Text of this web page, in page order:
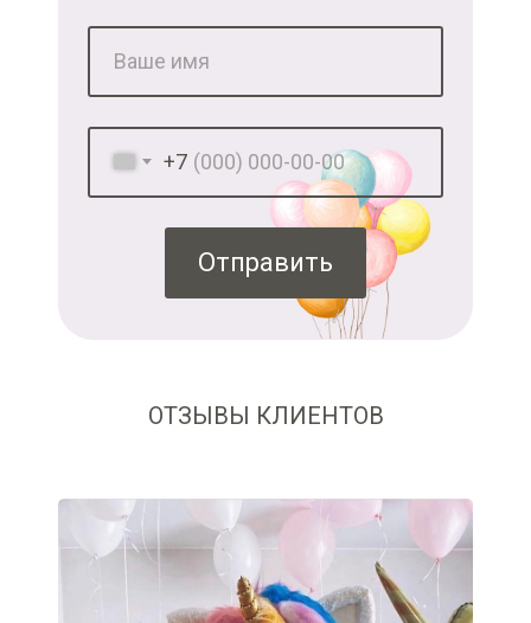
+7
Отправить
ОТЗЫВЫ КЛИЕНТОВ